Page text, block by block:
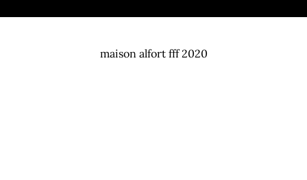
maison alfort fff 2020